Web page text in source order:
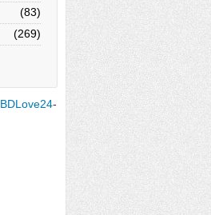
(83)
(269)
BDLove24-